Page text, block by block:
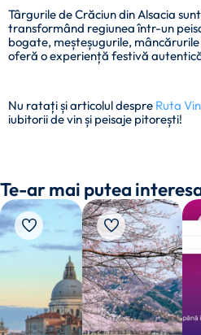
Târgurile de Crăciun din Alsacia
transformând regiunea într-un
bogate, meșteșugurile, mâncărurile
oferă o experiență festivă
Nu ratați și articolul despre Ruta
iubitorii de vin și peisaje pitorești!
Te-ar mai putea